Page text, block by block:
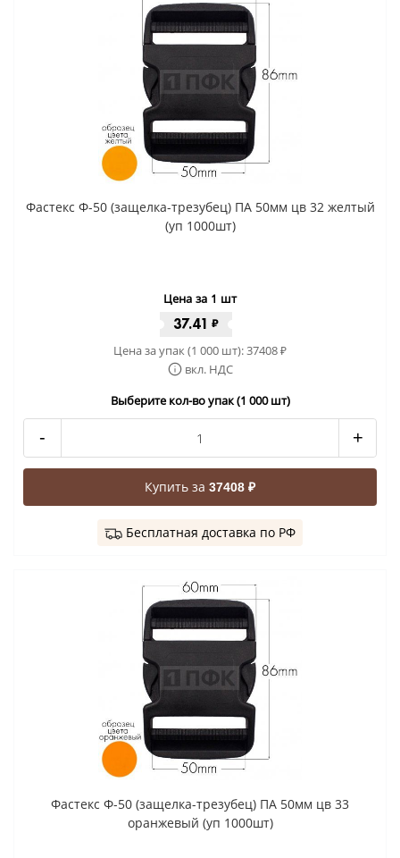
Фастекс Ф-50 (защелка-трезубец) ПА 50мм цв 32 желтый
(уп 1000шт)
Цена за 1 шт
37.41 ₽
Цена за упак (1 000 шт):37408₽
вкл. НДС
Выберите кол-во упак (1 000 шт)
- +
Купить за 37408 ₽
Бесплатная доставка по РФ
Фастекс Ф-50 (защелка-трезубец) ПА 50мм цв 33
оранжевый (уп 1000шт)